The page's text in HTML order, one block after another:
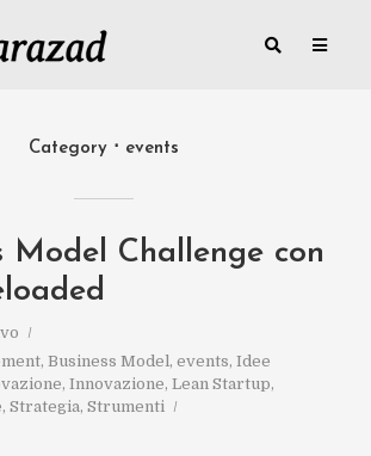
Category events
Model Challenge con
, Business Model, events, Idee
, Innovazione, Lean Startup,
, Strategia, Strumenti